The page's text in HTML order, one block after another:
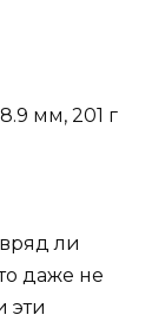
мм, 201 г
ли
даже не
эти